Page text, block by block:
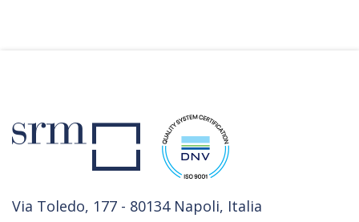
Via Toledo, 177 - 80134 Napoli, Italia